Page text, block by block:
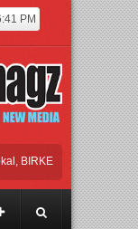
PM
SDM melalui